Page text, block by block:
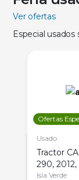
Ver ofertas
Especial usados
Ofertas
Usado
Tractor
290,
Isla Verde